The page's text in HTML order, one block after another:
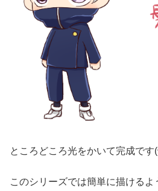
ところどころ光をかいて完成です
このシリーズでは簡単に描けるよ